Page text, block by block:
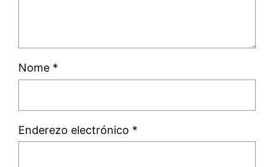
Nome *
Enderezo electrónico *